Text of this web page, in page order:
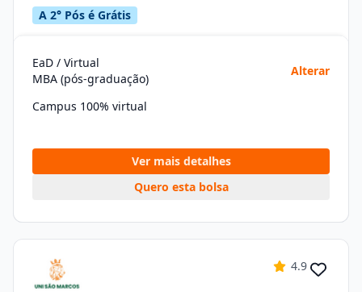
A 2° Pós é Grátis
EaD / Virtual
MBA (pós-graduação)
Alterar
Campus 100% virtual
Ver mais detalhes
Quero esta bolsa
4.9